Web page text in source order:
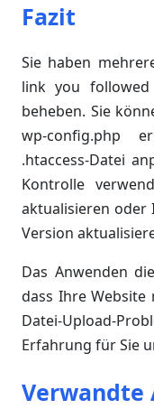
Fazit
Sie haben
link you
beheben. Sie
wp-config.php
.htaccess-Datei
Kontrolle
aktualisieren oder
Version
Das Anwenden
dass Ihre
Datei-Upload-
Erfahrung für Sie
Verwandte